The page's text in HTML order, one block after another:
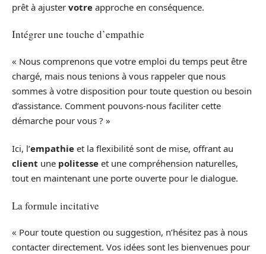
prêt à ajuster votre approche en conséquence.
Intégrer une touche d’empathie
« Nous comprenons que votre emploi du temps peut être
chargé, mais nous tenions à vous rappeler que nous
sommes à votre disposition pour toute question ou besoin
d’assistance. Comment pouvons-nous faciliter cette
démarche pour vous ? »
Ici, l’empathie et la flexibilité sont de mise, offrant au
client une politesse et une compréhension naturelles,
tout en maintenant une porte ouverte pour le dialogue.
La formule incitative
« Pour toute question ou suggestion, n’hésitez pas à nous
contacter directement. Vos idées sont les bienvenues pour